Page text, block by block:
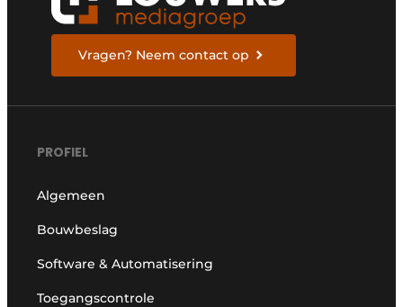
Vragen? Neem contact op
PROFIEL
Algemeen
Bouwbeslag
Software & Automatisering
Toegangscontrole